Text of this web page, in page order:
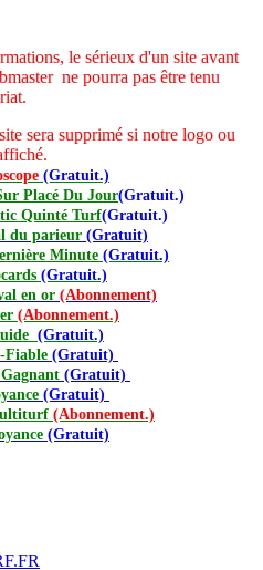
le sérieux d'un site avant
ne pourra pas être tenu
sera supprimé si notre logo ou
(Gratuit.)
Placé Du Jour(Gratuit.)
Quinté Turf(Gratuit.)
du parieur (Gratuit)
Minute (Gratuit.)
(Gratuit.)
en or (Abonnement)
(Abonnement.)
(Gratuit.)
Fiable (Gratuit)
(Gratuit)
(Gratuit)
(Abonnement.)
(Gratuit)